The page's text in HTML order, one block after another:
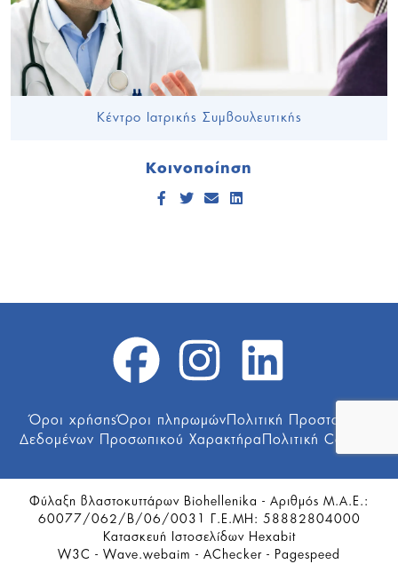
Κέντρο Ιατρικής Συμβουλευτικής
Κοινοποίηση
Facebook
TwitterSend Email
LinkedIn
Όροι χρήσηςΌροι πληρωμών Πολιτική Προστασίας
Δεδομένων Προσωπικού Χαρακτήρα
Πολιτική Cookies
Φύλαξη βλαστοκυττάρων Biohellenika - Αριθμός Μ.Α.Ε.:
60077/062/Β/06/0031 Γ.Ε.ΜΗ: 58882804000
Κατασκευή ΙστοσελίδωνHexabit
W3C - Wave.webaim - AChecker - Pagespeed